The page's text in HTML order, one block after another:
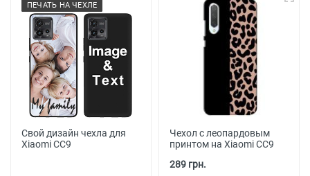
ПЕЧАТЬ НА ЧЕХЛЕ
Свой дизайн чехла для
Xiaomi CC9
Чехол с леопардовым
принтом на Xiaomi CC9
289 грн.